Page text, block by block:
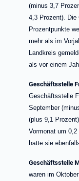
(minus 3,7
4,3 Prozent).
Prozentpunkte
mehr als im
Landkreis
als vor einem
Geschäftsstelle
Geschäftsstelle
September
(plus 9,1
Vormonat um
hatte sie
Geschäftsstelle
waren im